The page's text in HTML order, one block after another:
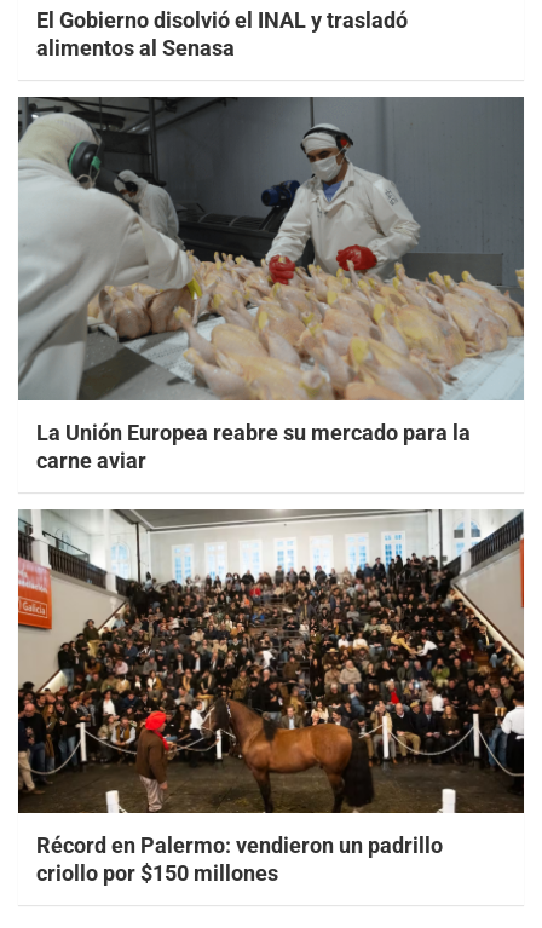
El Gobierno disolvió el INAL y trasladó
alimentos al Senasa
La Unión Europea reabre su mercado para la
carne aviar
Récord en Palermo: vendieron un padrillo
criollo por $150 millones